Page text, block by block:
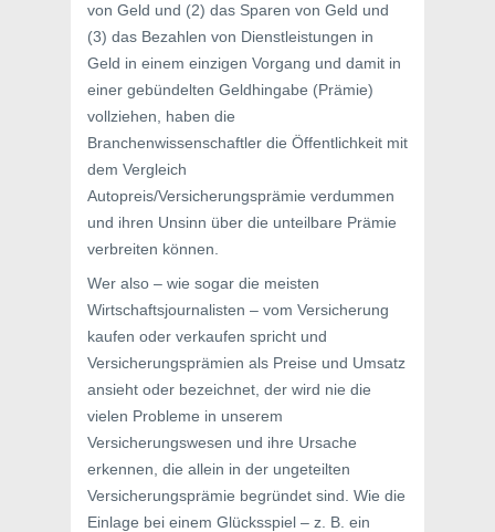
von Geld und (2) das Sparen von Geld und
(3) das Bezahlen von Dienstleistungen in
Geld in einem einzigen Vorgang und damit in
einer gebündelten Geldhingabe (Prämie)
vollziehen, haben die
Branchenwissenschaftler die Öffentlichkeit mit
dem Vergleich
Autopreis/Versicherungsprämie verdummen
und ihren Unsinn über die unteilbare Prämie
verbreiten können.
Wer also – wie sogar die meisten
Wirtschaftsjournalisten – vom Versicherung
kaufen oder verkaufen spricht und
Versicherungsprämien als Preise und Umsatz
ansieht oder bezeichnet, der wird nie die
vielen Probleme in unserem
Versicherungswesen und ihre Ursache
erkennen, die allein in der ungeteilten
Versicherungsprämie begründet sind. Wie die
Einlage bei einem Glücksspiel – z. B. ein